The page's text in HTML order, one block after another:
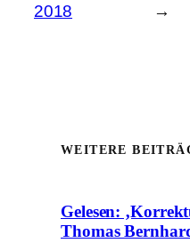
2018
→
WEITERE
Gelesen:
Thomas